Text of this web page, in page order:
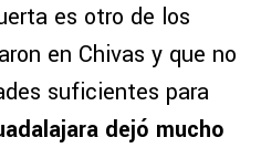
es otro de los
en Chivas y que no
suficientes para
dejó mucho